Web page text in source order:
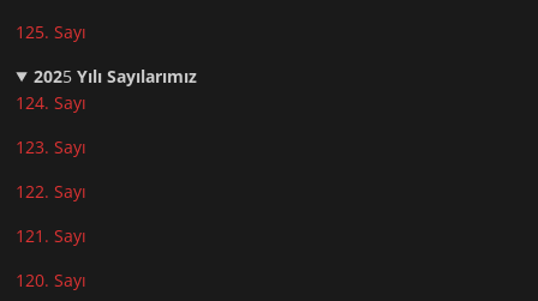
125. Sayı
2025Yılı Sayılarımız
124. Sayı
123. Sayı
122. Sayı
121. Sayı
120. Sayı